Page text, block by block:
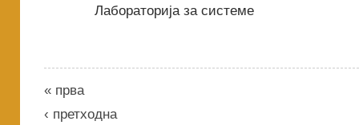
Лабораторија за системе
« прва
‹ претходна